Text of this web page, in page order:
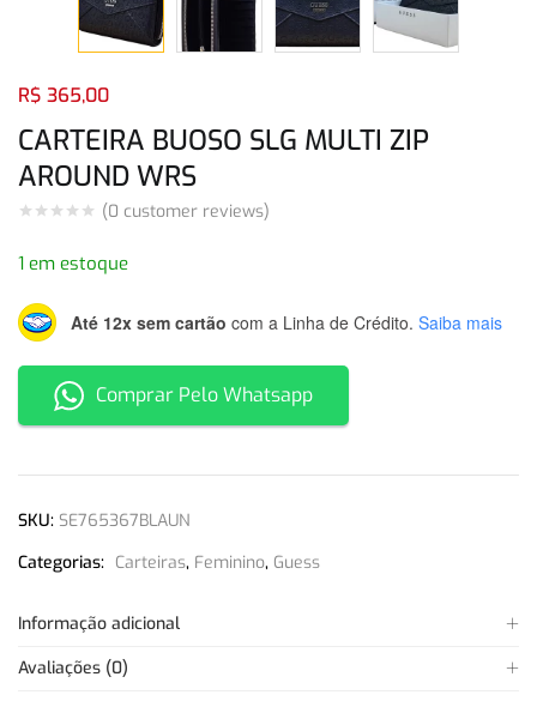
CARTEIRA BUOSO SLG MULTI ZIP
AROUND WRS
(0 customer reviews)
R$ 365,00
1 em estoque
Até 12x sem cartão com a Linha de Crédito. Saiba mais
Comprar Pelo Whatsapp
SKU: SE765367BLAUN
Categorias: Carteiras, Feminino, Guess
Informação adicional
Avaliações (0)
Login com
Login comFacebook